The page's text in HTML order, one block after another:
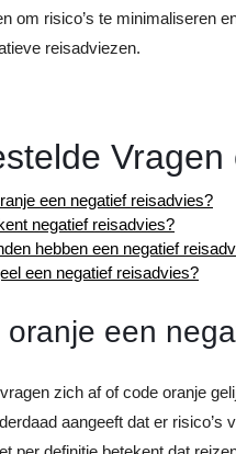
om risico’s te minimaliseren
reisadviezen.
een negatief reisadvies?
negatief reisadvies?
hebben een negatief
een negatief reisadvies?
oranje een
zich af of code oranje
aangeeft dat er